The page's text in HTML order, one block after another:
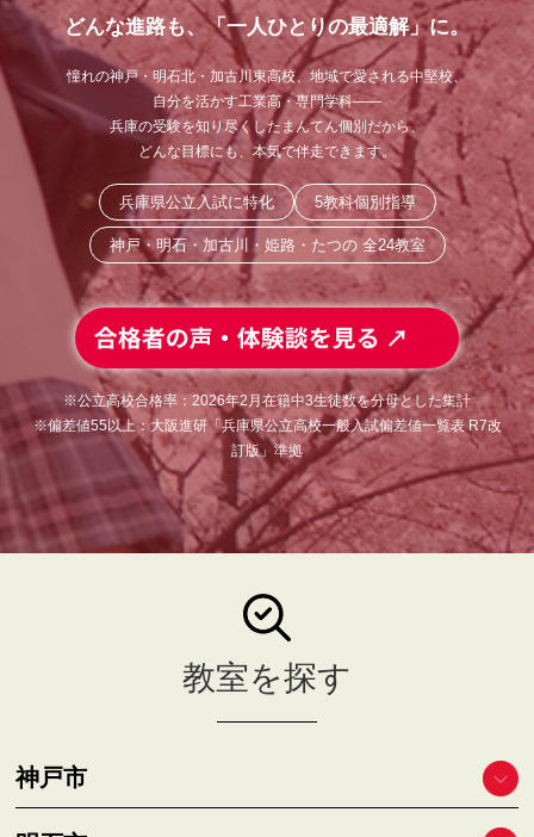
どんな進路も、「一人ひとりの最適解」に。
憧れの神戸・明石北・加古川東高校、地域で愛される中堅校、
自分を活かす工業高・専門学科——
兵庫の受験を知り尽くしたまんてん個別だから、
どんな目標にも、本気で伴走できます。
兵庫県公立入試に特化 5教科個別指導
神戸・明石・加古川・姫路・たつの 全24教室
※公立高校合格率：2026年2月在籍中3生徒数を分母とした集計
※偏差値55以上：大阪進研「兵庫県公立高校一般入試偏差値一覧表 R7改
訂版」準拠
教室を探す
神戸市